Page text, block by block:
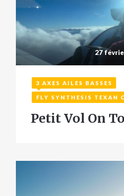
27
3 AXES AILES BASSES
FLY SYNTHESIS TEXAN
Petit Vol On